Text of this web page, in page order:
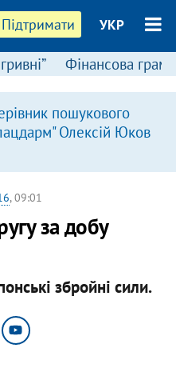
Підтримати УКР
Фінансова
пошукового
Олексій Юков
, 09:01
за добу
збройні сили.